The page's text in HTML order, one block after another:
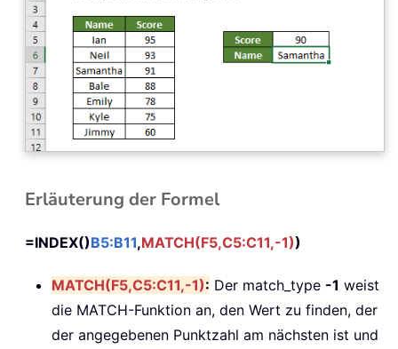
Erläuterung der Formel
=INDEX()B5:B11,MATCH(F5,C5:C11,-1))
MATCH(F5,C5:C11,-1): Der match_type -1 weist
die MATCH-Funktion an, den Wert zu finden, der
der angegebenen Punktzahl am nächsten ist und